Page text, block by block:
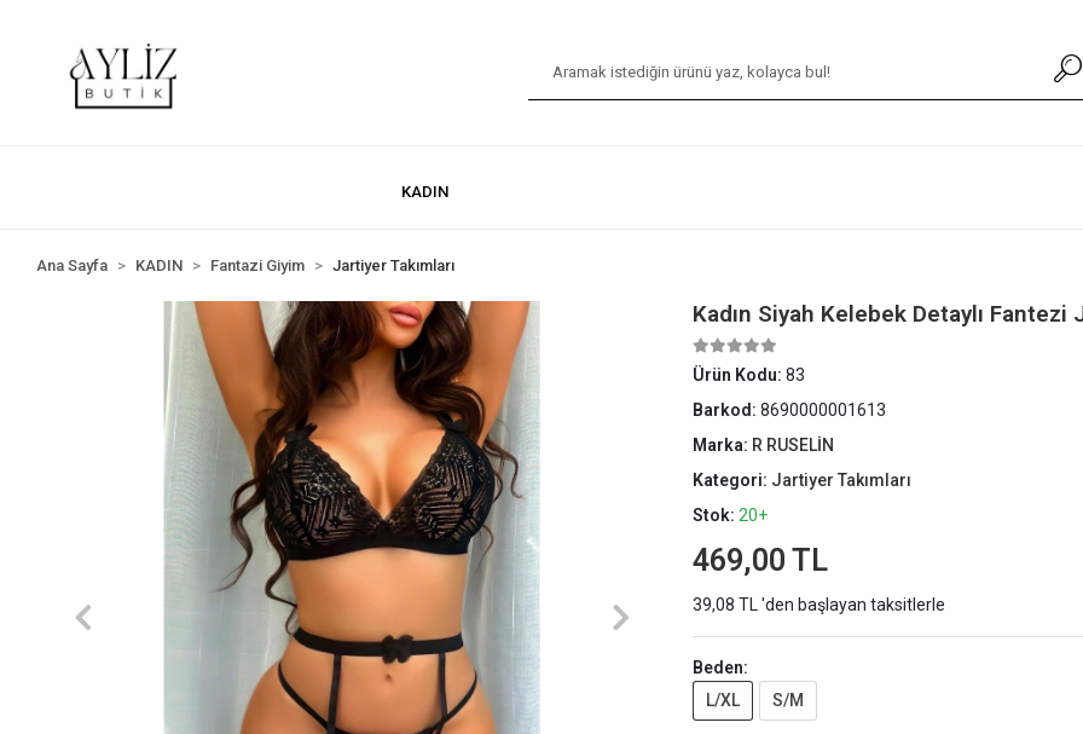
KADIN
Ana Sayfa KADIN Fantazi Giyim Jartiyer Takımları
Kadın Siyah Kelebek Detaylı
Ürün Kodu:83
Barkod:8690000001613
Marka: R RUSELİN
Kategori: Jartiyer Takımları
Stok:20+
469,00 TL
39,08 TL 'den başlayan taksitlerle
Beden:
L/XL
S/M